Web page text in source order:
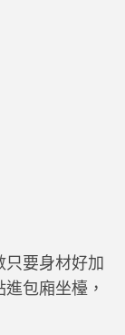
只要身材好加
包廂坐檯，